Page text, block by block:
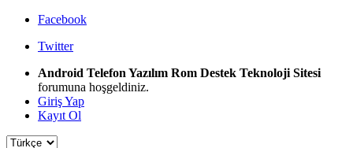
Facebook
Twitter
Android Telefon Yazılım Rom Destek Teknoloji Sitesi
forumuna hoşgeldiniz.
Giriş Yap
Kayıt Ol